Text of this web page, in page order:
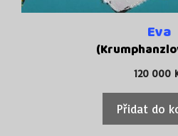
Eva
120 000
Přidat do